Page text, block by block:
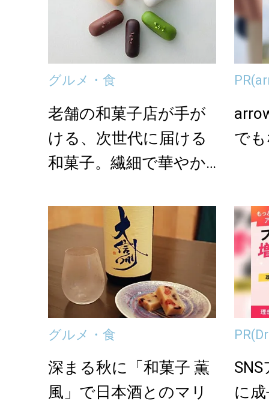
グルメ・食
老舗の和菓子店が手が
ける、次世代に届ける
和菓子。繊細で華やか
PR
で
グルメ・食
深まる秋に「和菓子 薫
風」で日本酒とのマリ
PR
に